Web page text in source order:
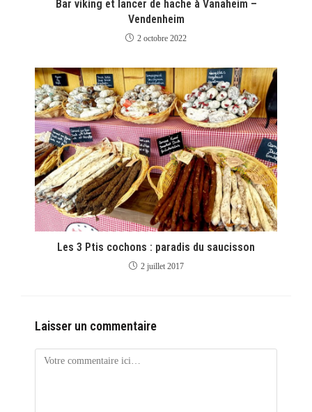
Bar viking et lancer de hache à Vanaheim –
Vendenheim
2 octobre 2022
Les 3 Ptis cochons : paradis du saucisson
2 juillet 2017
Laisser un commentaire
Comment